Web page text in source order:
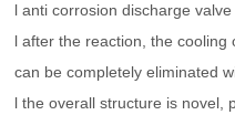
l anti corrosion discharge
l after the reaction, the
can be completely eliminated
l the overall structure is novel,